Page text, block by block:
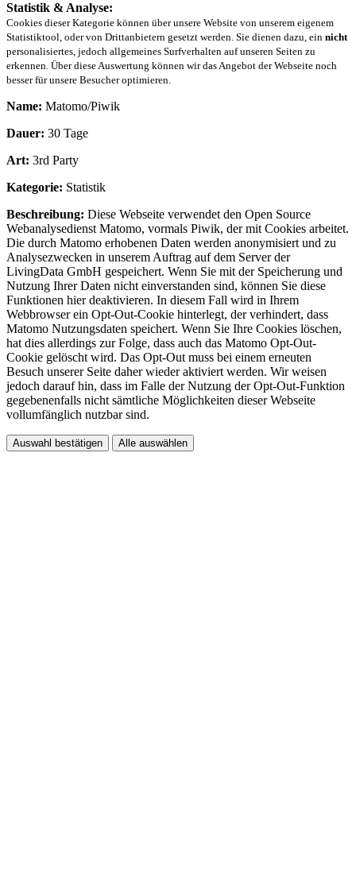
Statistik & Analyse:
Cookies dieser Kategorie können über unsere Website von unserem eigenem
Statistiktool, oder von Drittanbietern gesetzt werden. Sie dienen dazu, ein nicht
personalisiertes, jedoch allgemeines Surfverhalten auf unseren Seiten zu
erkennen. Über diese Auswertung können wir das Angebot der Webseite noch
besser für unsere Besucher optimieren.
Name: Matomo/Piwik
Dauer: 30 Tage
Art: 3rd Party
Kategorie: Statistik
Beschreibung: Diese Webseite verwendet den Open Source
Webanalysedienst Matomo, vormals Piwik, der mit Cookies arbeitet.
Die durch Matomo erhobenen Daten werden anonymisiert und zu
Analysezwecken in unserem Auftrag auf dem Server der
LivingData GmbH gespeichert. Wenn Sie mit der Speicherung und
Nutzung Ihrer Daten nicht einverstanden sind, können Sie diese
Funktionen hier deaktivieren. In diesem Fall wird in Ihrem
Webbrowser ein Opt-Out-Cookie hinterlegt, der verhindert, dass
Matomo Nutzungsdaten speichert. Wenn Sie Ihre Cookies löschen,
hat dies allerdings zur Folge, dass auch das Matomo Opt-Out-
Cookie gelöscht wird. Das Opt-Out muss bei einem erneuten
Besuch unserer Seite daher wieder aktiviert werden. Wir weisen
jedoch darauf hin, dass im Falle der Nutzung der Opt-Out-Funktion
gegebenenfalls nicht sämtliche Möglichkeiten dieser Webseite
vollumfänglich nutzbar sind.
Auswahl bestätigen Alle auswählen